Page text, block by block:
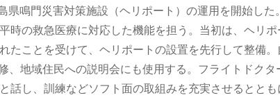
鳴門災害対策施設（ヘリポート）の運用を開始し
時の救急医療に対応した機能を担う。当初は、ヘリ
たことを受けて、ヘリポートの設置を先行して整備
地域住民への説明会にも使用する。フライトドク
話し、訓練などソフト面の取組みを充実させるとと